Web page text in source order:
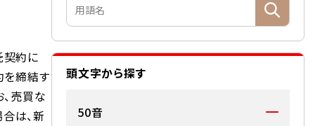
頭文字から探す
50音
契約に
を締結す
売買な
は、新